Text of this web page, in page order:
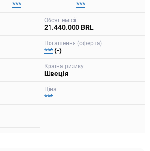
***
***
Обсяг емісії
21.440.000 BRL
Погашення (оферта)
***(-)
Країна ризику
Швеція
Ціна
***